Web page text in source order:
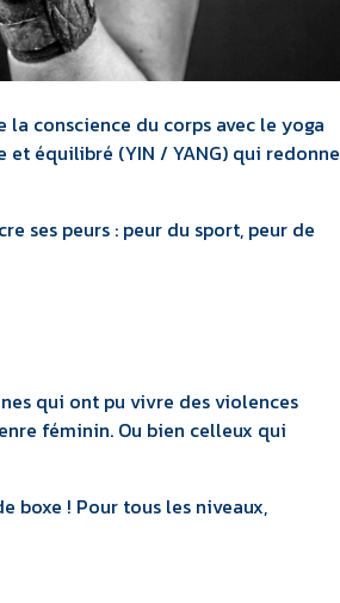
la conscience du corps avec le yoga
et équilibré (YIN / YANG) qui redonne
ses peurs : peur du sport, peur de
qui ont pu vivre des violences
féminin. Ou bien celleux qui
boxe ! Pour tous les niveaux,